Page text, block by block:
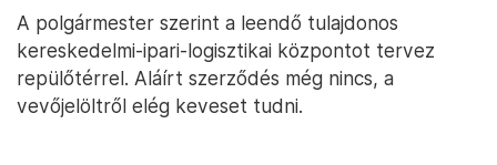
A polgármester szerint a leendő tulajdonos
kereskedelmi-ipari-logisztikai központot tervez
repülőtérrel. Aláírt szerződés még nincs, a
vevőjelöltről elég keveset tudni.